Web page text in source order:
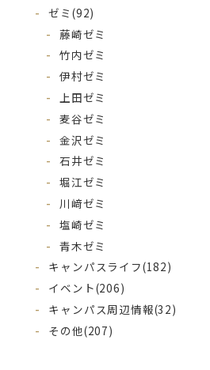
ゼミ(92)
藤崎ゼミ
竹内ゼミ
伊村ゼミ
上田ゼミ
麦谷ゼミ
金沢ゼミ
石井ゼミ
堀江ゼミ
川﨑ゼミ
塩崎ゼミ
青木ゼミ
キャンパスライフ(182)
イベント(206)
キャンパス周辺情報(32)
その他(207)